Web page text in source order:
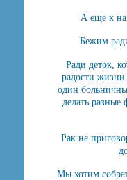
А еще к
Бежим
Ради деток,
радости
один
делать
Рак не
Мы хотим